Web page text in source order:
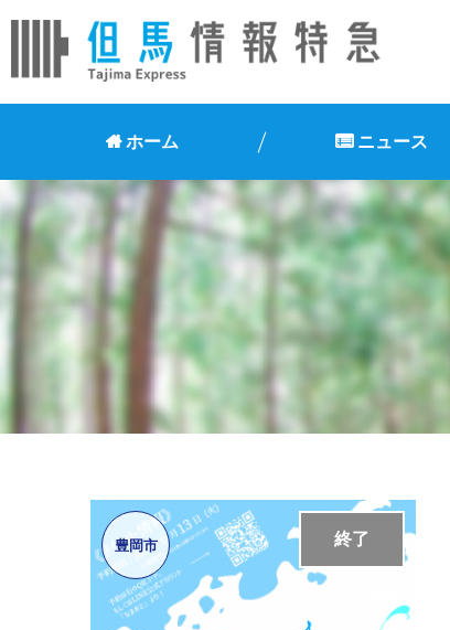
ホーム ニュース
終了
豊岡市